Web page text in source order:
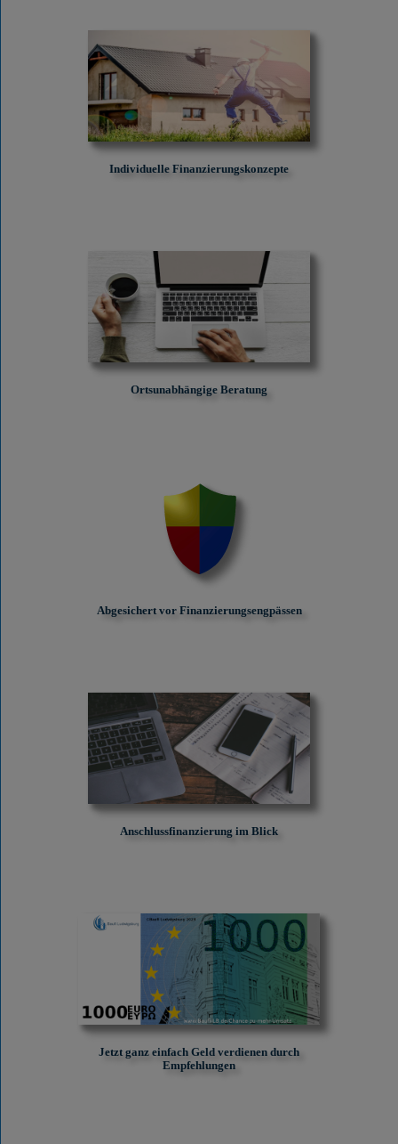
Individuelle Finanzierungskonzepte
Ortsunabhängige Beratung
Abgesichert vor Finanzierungs­engpässen
Anschlussfinanzierung im Blick
Jetzt ganz einfach Geld verdienen durch
Empfehlungen